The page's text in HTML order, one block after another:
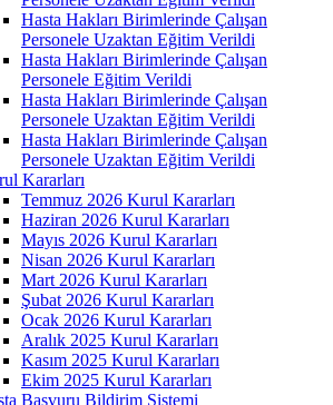
Hasta Hakları Birimlerinde Çalışan
Personele Uzaktan Eğitim Verildi
Hasta Hakları Birimlerinde Çalışan
Personele Eğitim Verildi
Hasta Hakları Birimlerinde Çalışan
Personele Uzaktan Eğitim Verildi
Hasta Hakları Birimlerinde Çalışan
Personele Uzaktan Eğitim Verildi
Kararları
Temmuz 2026 Kurul Kararları
Haziran 2026 Kurul Kararları
Mayıs 2026 Kurul Kararları
Nisan 2026 Kurul Kararları
Mart 2026 Kurul Kararları
Şubat 2026 Kurul Kararları
Ocak 2026 Kurul Kararları
Aralık 2025 Kurul Kararları
Kasım 2025 Kurul Kararları
Ekim 2025 Kurul Kararları
Başvuru Bildirim Sistemi